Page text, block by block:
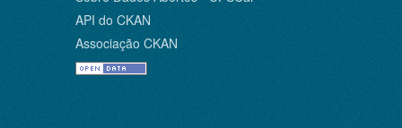
API do CKAN
Associação CKAN